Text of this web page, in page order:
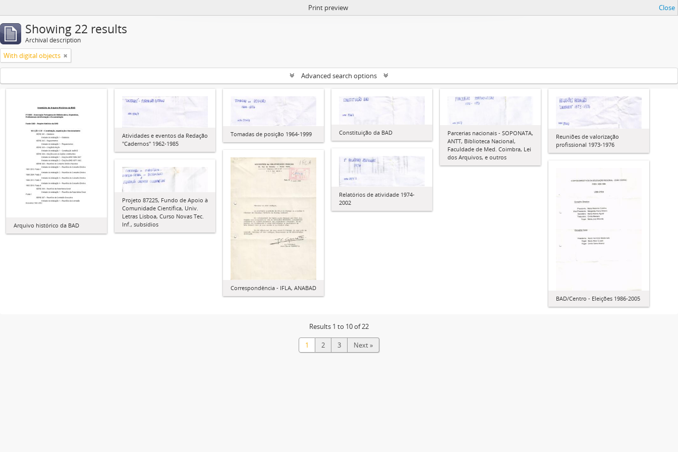
Print preview Close
Showing 22 results
Archival description
With digital objects
Advanced search options
Arquivo histórico da BAD
Atividades e eventos da Redação
"Cadernos" 1962-1985
Tomadas de posição 1964-1999 Constituição da BAD
Parcerias nacionais - SOPONATA,
ANTT, Biblioteca Nacional,
Faculdade de Med. Coimbra, Lei
dos Arquivos, e outros
Reuniões de valorização
profissional 1973-1976
Relatórios de atividade 1974-
2002
Correspondência - IFLA, ANABAD
Projeto 87225, Fundo de Apoio à
Comunidade Científica, Univ.
Letras Lisboa, Curso Novas Tec.
Inf., subsídios
BAD/Centro - Eleições 1986-2005
Results 1 to 10 of 22
1 2 3 Next »